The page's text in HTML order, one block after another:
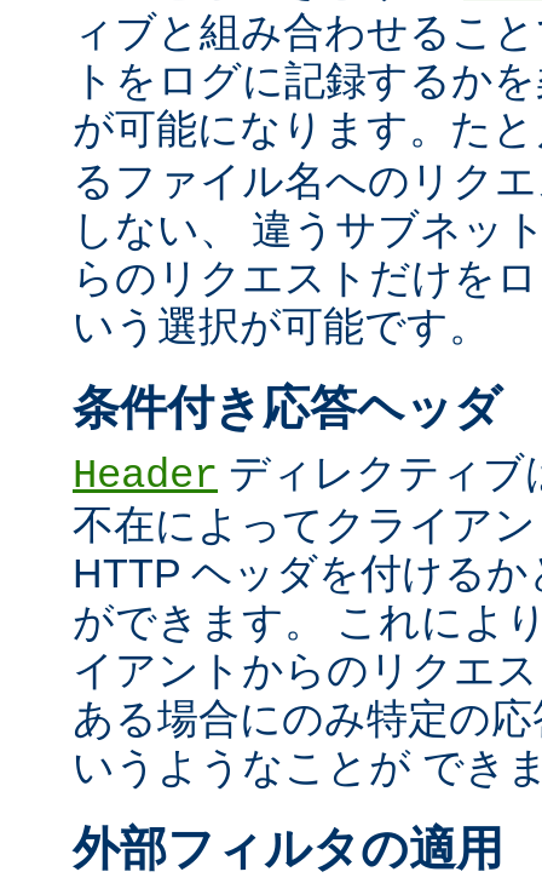
ィブと組み合わせるこ
トをログに記録するか
が可能になります。た
るファイル名へのリク
しない、 違うサブネッ
らのリクエストだけを
いう選択が可能です。
条件付き応答ヘッダ
Header ディレクティブ
不在によってクライア
HTTP ヘッダを付ける
ができます。 これによ
イアントからのリクエ
ある場合にのみ特定の
いうようなことが でき
外部フィルタの適用